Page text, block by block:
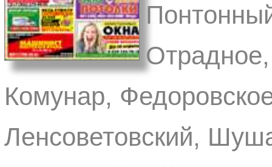
Комунар,
Ленсоветовский,